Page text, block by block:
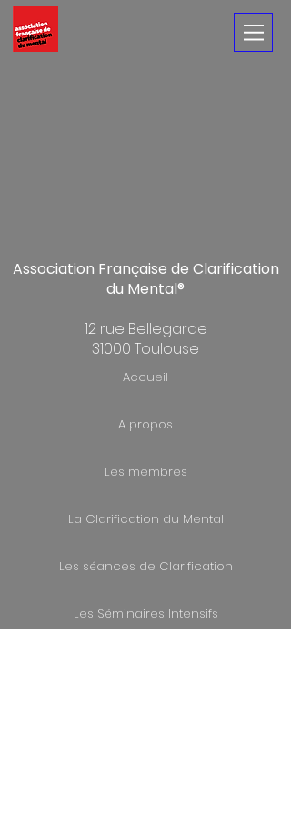
Association Française de Clarification
du Mental®
12 rue Bellegarde
31000 Toulouse
Accueil
A propos
Les membres
La Clarification du Mental
Les séances de Clarification
Les Séminaires Intensifs